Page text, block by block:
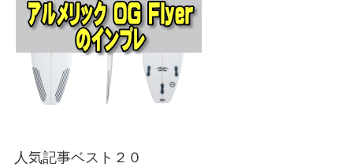
人気記事ベスト２０